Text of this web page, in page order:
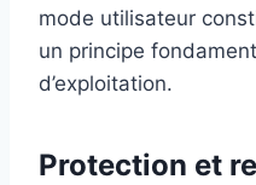
mode utilisateur
un principe
d’exploitation.
Protection et